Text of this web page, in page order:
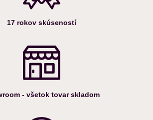
17 rokov skúseností
- všetok tovar skladom